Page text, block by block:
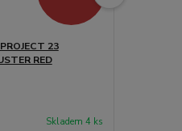
23
RED
Skladem 4 ks